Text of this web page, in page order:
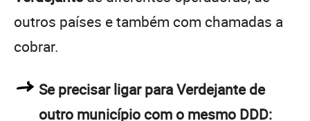
outros países e também com chamadas a
cobrar.
Se precisar ligar para Verdejante de
outro município com o mesmo DDD: